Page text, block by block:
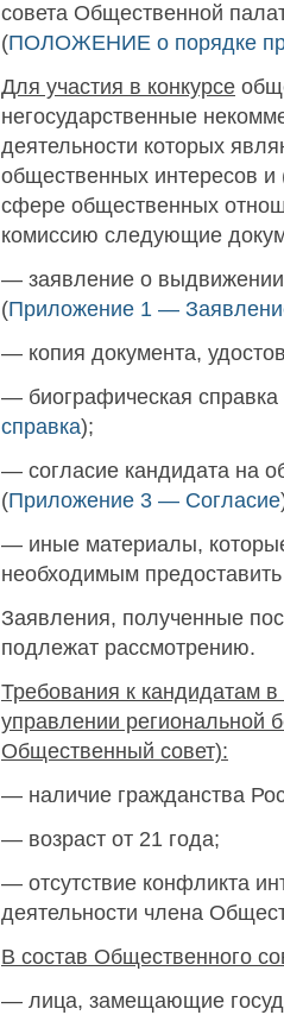
совета Общественной
(ПОЛОЖЕНИЕ о порядке
Для участия в конкурсе
негосударственные
деятельности которых
общественных интересов
сфере общественных
комиссию следующие
— заявление о выдвижении
(Приложение 1 —
— копия документа,
— биографическая справка
справка);
— согласие кандидата на
(Приложение 3 — Согласие
— иные материалы,
необходимым
Заявления, полученные
подлежат рассмотрению.
Требования к кандидатам
управлении региональной
Общественный совет):
— наличие гражданства
— возраст от 21 года;
— отсутствие конфликта
деятельности члена
В состав Общественного
— лица, замещающие